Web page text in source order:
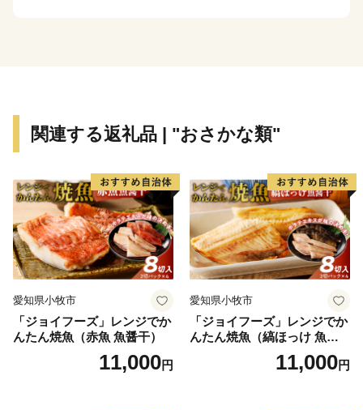
通により、那覇空港との時間距離が15分～20分と短く
業も盛んですが、特に卸売市場を整備し、水産物の国際
的物流拠点を目指しています。
このように糸満市は、平和と伝統と未来が交差する発
展の可能性を大きく秘めたまちです。糸満市でたくさん
満市にご注目ください。
関連する返礼品 | "おさかな類"
愛知県小牧市
「ジョイフーズ」レンジでか
んたん焼魚（赤魚 魚醤干）
11,000円
愛知県小牧市
「ジョイフーズ」レンジでか
んたん焼魚（縞ほっけ 魚醤
11,000円